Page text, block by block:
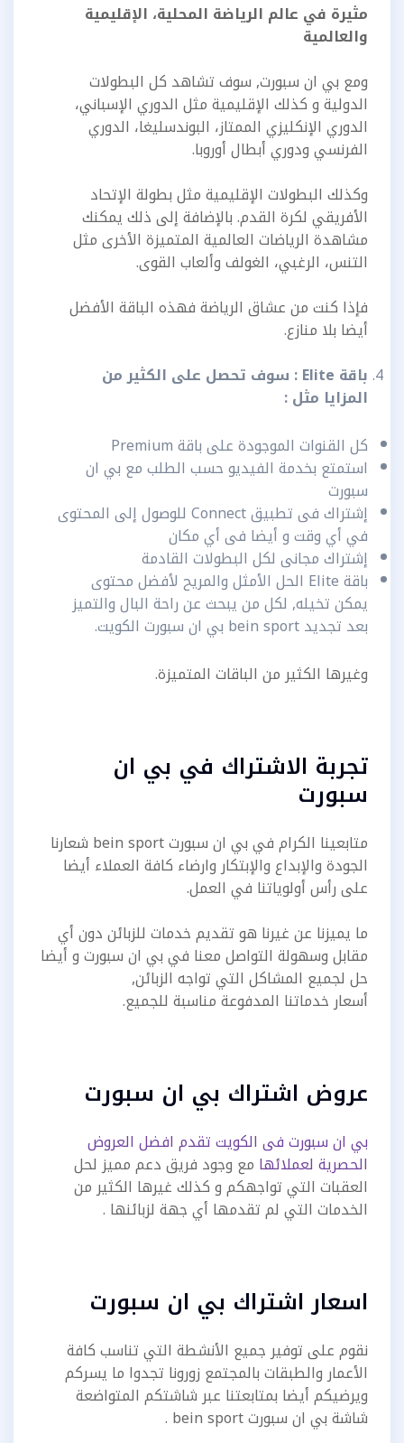
مثيرة في عالم الرياضة المحلية، الإقليمية
والعالمية
ومع بي ان سبورت, سوف تشاهد كل البطولات
الدولية و كذلك الإقليمية مثل الدوري الإسباني،
الدوري الإنكليزي الممتاز، البوندسليغا، الدوري
الفرنسي ودوري أبطال أوروبا.
وكذلك البطولات الإقليمية مثل بطولة الإتحاد
الأفريقي لكرة القدم. بالإضافة إلى ذلك يمكنك
مشاهدة الرياضات العالمية المتميزة الأخرى مثل
التنس، الرغبي، الغولف وألعاب القوى.
فإذا كنت من عشاق الرياضة فهذه الباقة الأفضل
أيضا بلا منازع.
باقة Elite : سوف تحصل على الكثير من
المزايا مثل :
كل القنوات الموجودة على باقة Premium
استمتع بخدمة الفيديو حسب الطلب مع بي ان
سبورت
إشتراك فى تطبيق Connect للوصول إلى المحتوى
في أي وقت و أيضا فى أي مكان
إشتراك مجانى لكل البطولات القادمة
باقة Elite الحل الأمثل والمريح لأفضل محتوى
يمكن تخيله, لكل من يبحث عن راحة البال والتميز
بعد تجديد bein sport بي ان سبورت الكويت.
وغيرها الكثير من الباقات المتميزة.
تجربة الاشتراك في بي ان
سبورت
متابعينا الكرام في بي ان سبورت bein sport شعارنا
الجودة والإبداع والإبتكار وارضاء كافة العملاء أيضا
على رأس أولوياتنا في العمل.
ما يميزنا عن غيرنا هو تقديم خدمات للزبائن دون أي
مقابل وسهولة التواصل معنا في بي ان سبورت و أيضا
حل لجميع المشاكل التي تواجه الزبائن,
أسعار خدماتنا المدفوعة مناسبة للجميع.
عروض اشتراك بي ان سبورت
بي ان سبورت فى الكويت تقدم افضل العروض
الحصرية لعملائها مع وجود فريق دعم مميز لحل
العقبات التي تواجهكم و كذلك غيرها الكثير من
الخدمات التي لم تقدمها أي جهة لزبائنها .
اسعار اشتراك بي ان سبورت
نقوم على توفير جميع الأنشطة التي تناسب كافة
الأعمار والطبقات بالمجتمع زورونا تجدوا ما يسركم
ويرضيكم أيضا بمتابعتنا عبر شاشتكم المتواضعة
شاشة بي ان سبورت bein sport .